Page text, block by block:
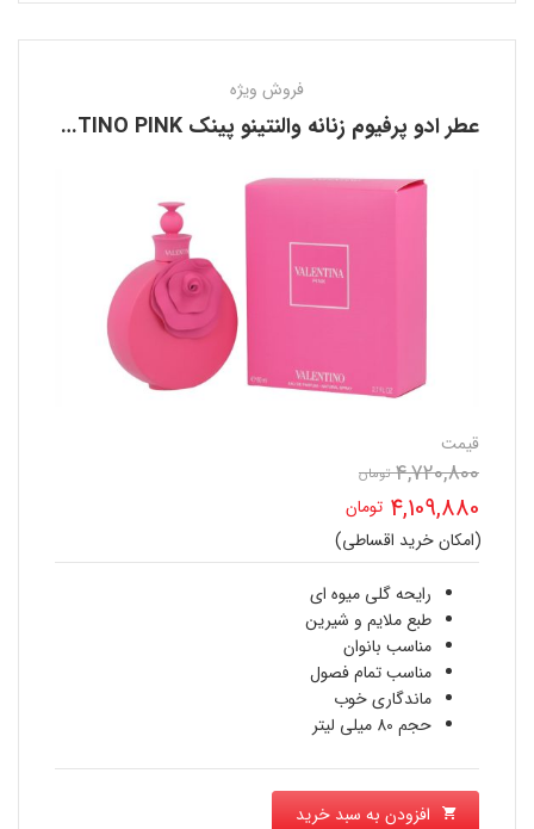
فروش ویژه
عطر ادو پرفیوم زنانه والنتینو پینک VALENTINO PINK
قیمت
4,720,800 تومان
اصلی
4,720,800 تومان
بود.
4,109,880 تومان
قیمت
فعلی
4,109,880 تومان
است.
(امکان خرید اقساطی)
رایحه گلی میوه ای
طبع ملایم و شیرین
مناسب بانوان
مناسب تمام فصول
ماندگاری خوب
حجم 80 میلی لیتر
افزودن به سبد خرید